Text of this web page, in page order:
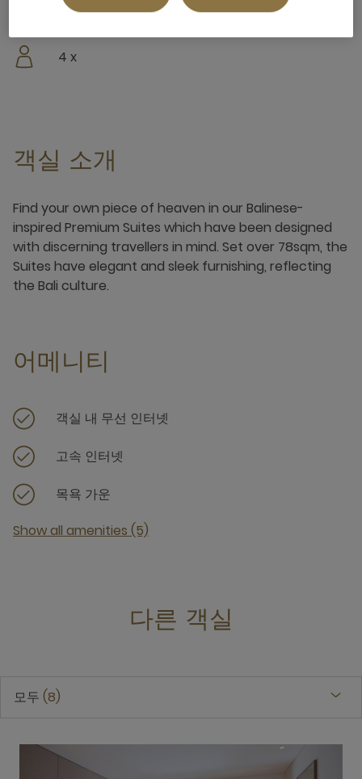
수영장쪽
4 x
객실 소개
Find your own piece of heaven in our Balinese-
inspired Premium Suites which have been designed
with discerning travellers in mind. Set over 78sqm, the
Suites have elegant and sleek furnishing, reflecting
the Bali culture.
어메니티
객실 내 무선 인터넷
고속 인터넷
목욕 가운
Show all amenities (5)
다른 객실
모두 8